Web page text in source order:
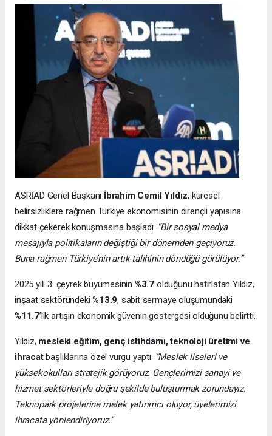
ASRİAD Genel Başkanı İbrahim Cemil Yıldız, küresel
belirsizliklere rağmen Türkiye ekonomisinin dirençli yapısına
dikkat çekerek konuşmasına başladı: “Bir sosyal medya
mesajıyla politikaların değiştiği bir dönemden geçiyoruz.
Buna rağmen Türkiye’nin artık talihinin döndüğü görülüyor.”
2025 yılı 3. çeyrek büyümesinin %3.7 olduğunu hatırlatan Yıldız,
inşaat sektöründeki%13.9, sabit sermaye oluşumundaki
%11.7’lik artışın ekonomik güvenin göstergesi olduğunu belirtti.
Yıldız, mesleki eğitim, genç istihdamı, teknoloji üretimi ve
ihracatbaşlıklarına özel vurgu yaptı: “Meslek liseleri ve
yüksekokulları stratejik görüyoruz. Gençlerimizi sanayi ve
hizmet sektörleriyle doğru şekilde buluşturmak zorundayız.
Teknopark projelerine melek yatırımcı oluyor, üyelerimizi
ihracata yönlendiriyoruz.”